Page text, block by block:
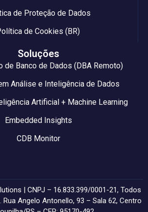
de Proteção de Dados
de Cookies (BR)
Soluções
de Banco de Dados (DBA Remoto)
Análise e Inteligência de Dados
Artificial + Machine Learning
Embedded Insights
CDB Monitor
| CNPJ – 16.833.399/0001-21, Todos
Rua Angelo Antonello, 93 – Sala 62, Centro